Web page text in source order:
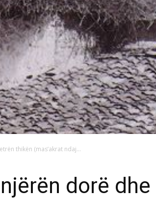
thikën (mas’akrat ndaj...
dorë